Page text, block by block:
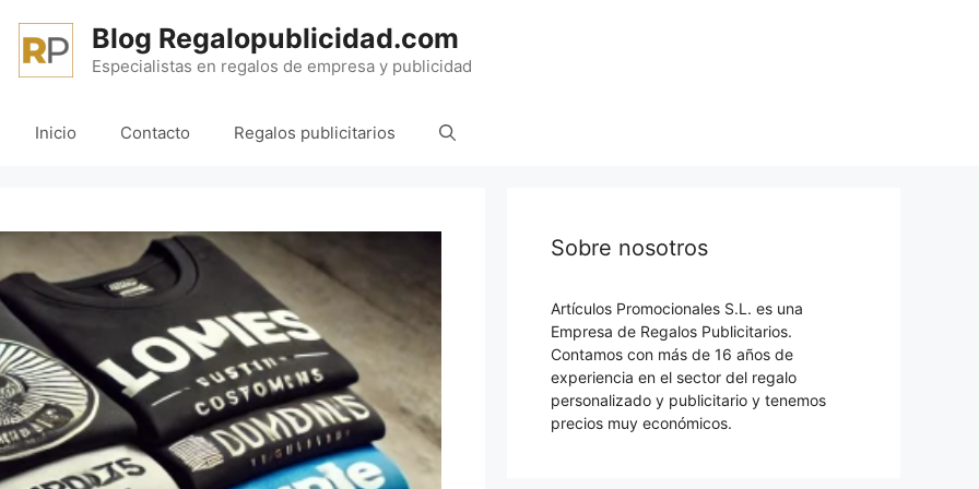
Blog Regalopublicidad.com
Especialistas en regalos de empresa y publicidad
Inicio Contacto Regalos publicitarios
Sobre nosotros
Artículos Promocionales S.L. es una
Empresa de Regalos Publicitarios.
Contamos con más de 16 años de
experiencia en el sector del regalo
personalizado y publicitario y tenemos
precios muy económicos.